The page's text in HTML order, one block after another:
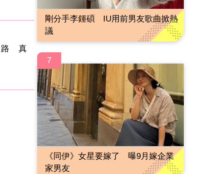
路 真
剛分手李鍾碩 IU用前男友歌曲掀熱
議
7
《同伊》女星要嫁了 曝9月嫁企業
家男友